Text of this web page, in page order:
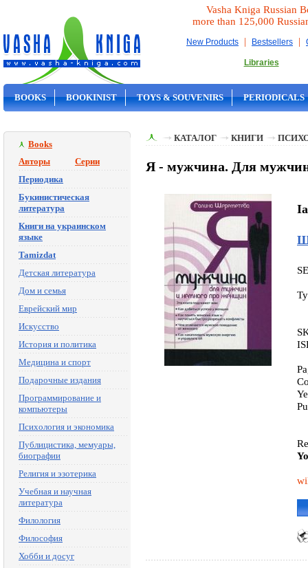
Vasha Kniga Russian
more than 125,000
New Products | Bestsellers |
Libraries
BOOKS BOOKINIST TOYS & SOUVENIRS PERIODICALS
Books
Авторы
Серии
Периодика
Букинистическая
литература
Книги на украинском
языке
Tamizdat
Детская литература
Дом и семья
Еврейский мир
Искусство
История и политика
Медицина и спорт
Подарочные издания
Программирование и
компьютеры
Психология и экономика
Публицистика, мемуары,
биографии
Религия и эзотерика
Учебная и научная
литература
Филология
Философия
Хобби и досуг
КАТАЛОГ КНИГИ
Я - мужчина. Для